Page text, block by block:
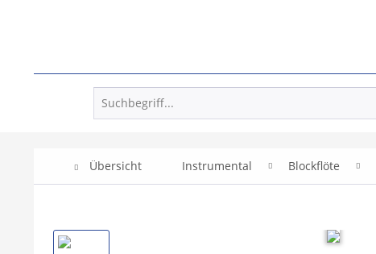
Übersicht Instrumental Blockflöte